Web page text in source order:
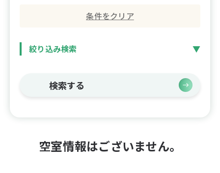
条件をクリア
絞り込み検索
検索する
空室情報はございません。